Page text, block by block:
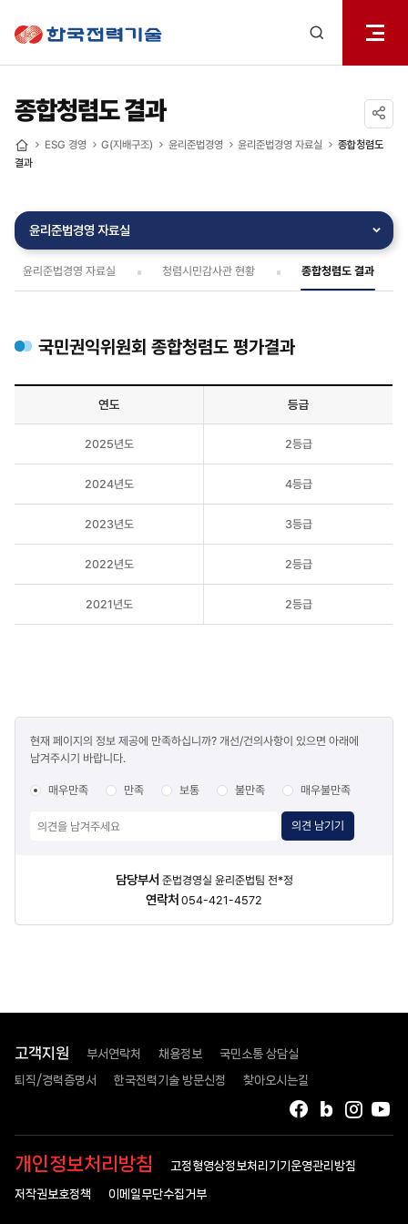
열기
종합청렴도 결과
홈
ESG 경영 G(지배구조) 윤리준법경영 윤리준법경영 자료실
종합청렴도
결과
공유하기
윤리준법경영 자료실
윤리준법경영 자료실 청렴시민감사관 현황 종합청렴도 결과
국민권익위원회 종합청렴도 평가결과
점수가
공공기관
연도 등급
2025년도 2등급
2024년도 4등급
2023년도 3등급
2022년도 2등급
2021년도 2등급
만족도
조사
현재 페이지의 정보 제공에 만족하십니까? 개선/건의사항이 있으면 아래에
남겨주시기 바랍니다.
매우만족 만족 보통 불만족 매우불만족
의견 남기기
담당부서 준법경영실 윤리준법팀 전*정
연락처 054-421-4572
고객지원 부서연락처 채용정보 국민소통 상담실
퇴직/경력증명서 한국전력기술 방문신청 찾아오시는길
인스
블로그
페이스북
개인정보처리방침 고정형영상정보처리기기운영관리방침
저작권보호정책 이메일무단수집거부